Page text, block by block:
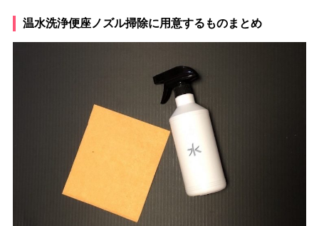
温水洗浄便座ノズル掃除に用意するものまとめ